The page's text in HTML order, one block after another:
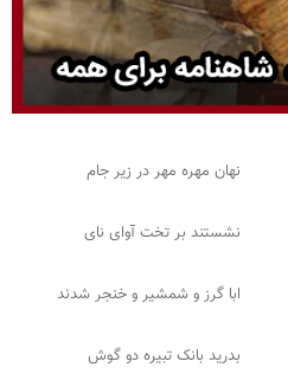
نهان مهره مهر در زیر جام
نشستند بر تخت آوای نای
ابا گرز و شمشیر و خنجر شدند
بدرید بانک تبیره دو گوش